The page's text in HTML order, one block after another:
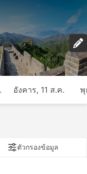
อังคาร, 11 ส.ค. พุ
ตัวกรองข้อมูล